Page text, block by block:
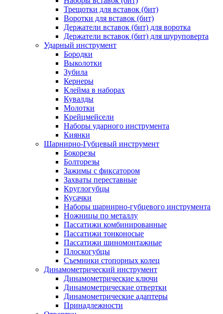
Трещотки для вставок (бит)
Воротки для вставок (бит)
Держатели вставок (бит) для воротка
Держатели вставок (бит) для шуруповерта
Ударный инструмент
Бородки
Выколотки
Зубила
Кернеры
Клейма в наборах
Кувалды
Молотки
Крейцмейсели
Наборы ударного инструмента
Киянки
Шарнирно-Губцевый инструмент
Бокорезы
Болторезы
Зажимы с фиксатором
Захваты переставные
Круглогубцы
Кусачки
Наборы шарнирно-губцевого инструмента
Ножницы по металлу
Пассатижи комбинированные
Пассатижи тонконосые
Пассатижи шиномонтажные
Плоскогубцы
Съемники стопорных колец
Динамометрический инструмент
Динамометрические ключи
Динамометрические отвертки
Динамометрические адаптеры
Принадлежности